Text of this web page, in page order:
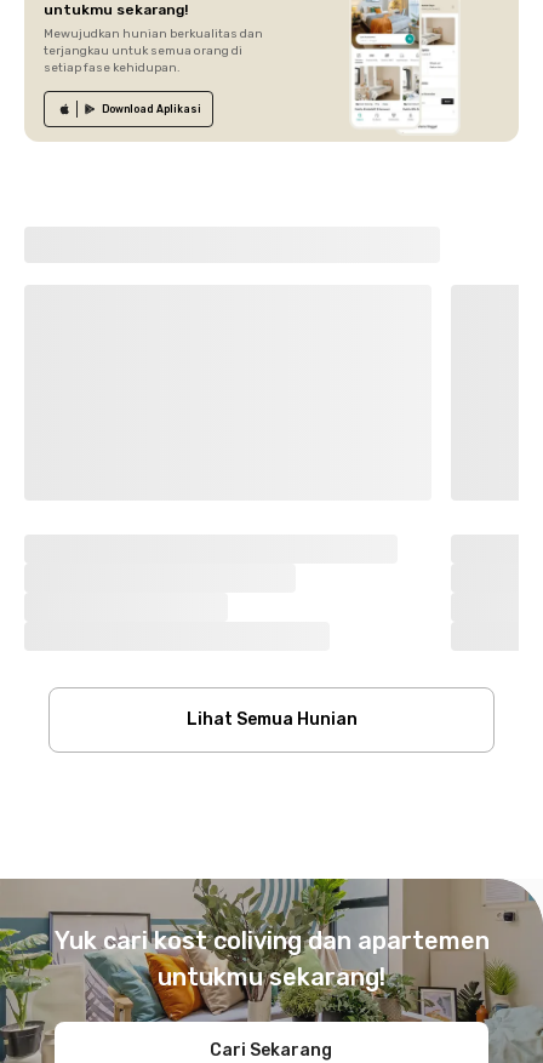
untukmu sekarang!
Mewujudkan hunian berkualitas dan
terjangkau untuk semua orang di
setiap fase kehidupan.
Download Aplikasi
Lihat Semua Hunian
Yuk cari kost coliving dan apartemen
untukmu sekarang!
Cari Sekarang